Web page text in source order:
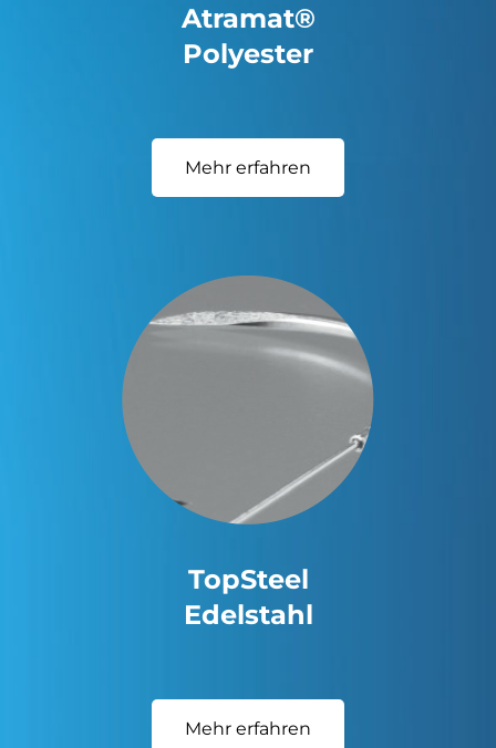
Atramat®
Polyester
Mehr erfahren
TopSteel
Edelstahl
Mehr erfahren